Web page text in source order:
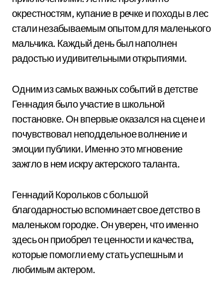
окрестностям, купание в речке и походы в лес
стали незабываемым опытом для маленького
мальчика. Каждый день был наполнен
радостью и удивительными открытиями.
Одним из самых важных событий в детстве
Геннадия было участие в школьной
постановке. Он впервые оказался на сцене и
почувствовал неподдельное волнение и
эмоции публики. Именно это мгновение
зажгло в нем искру актерского таланта.
Геннадий Корольков с большой
благодарностью вспоминает свое детство в
маленьком городке. Он уверен, что именно
здесь он приобрел те ценности и качества,
которые помогли ему стать успешным и
любимым актером.